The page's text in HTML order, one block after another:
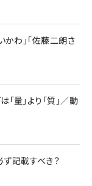
かわ」「佐藤二朗さ
量」より「質」／動
記載すべき？